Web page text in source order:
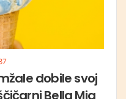
dobile svoj
Bella Mia